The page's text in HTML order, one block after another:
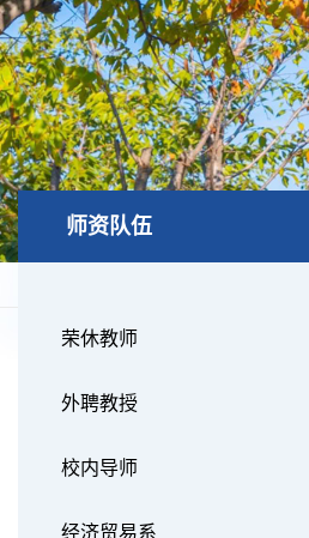
师资队伍
荣休教师
外聘教授
校内导师
经济贸易系